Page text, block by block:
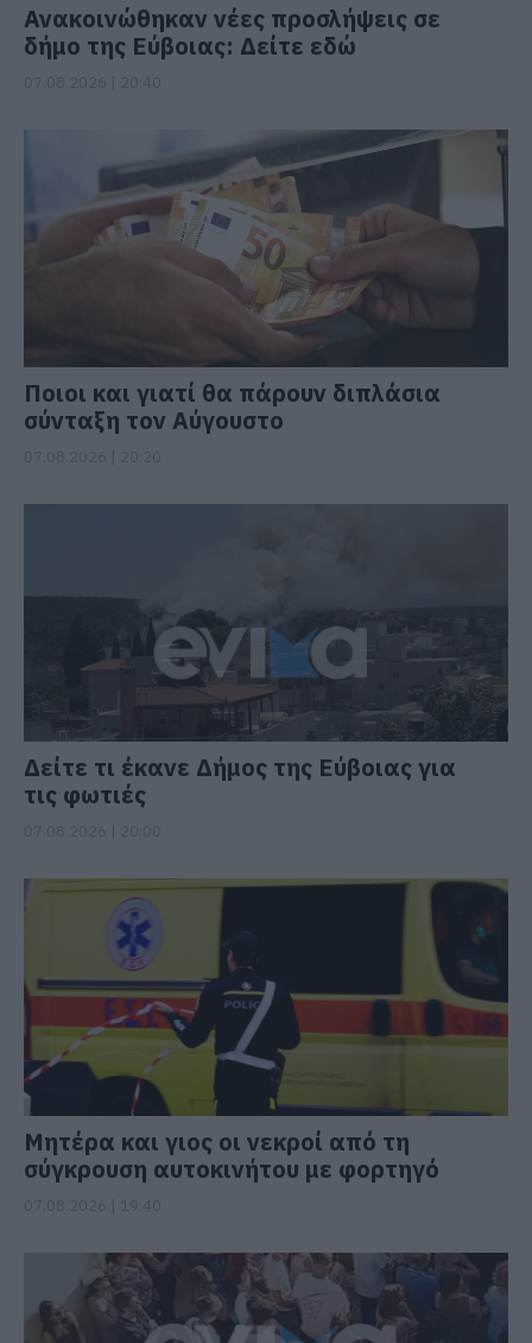
Ανακοινώθηκαν νέες προσλήψεις σε
δήμο της Εύβοιας: Δείτε εδώ
Ποιοι και γιατί θα πάρουν διπλάσια
σύνταξη τον Αύγουστο
Δείτε τι έκανε Δήμος της Εύβοιας για
τις φωτιές
Μητέρα και γιος οι νεκροί από τη
σύγκρουση αυτοκινήτου με φορτηγό